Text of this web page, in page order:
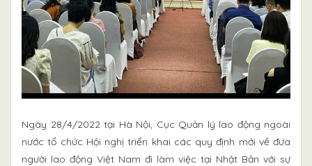
Ngày 28/4/2022 tại Hà Nội, Cục Quản lý lao động ngoài
nước tổ chức Hội nghị triển khai các quy định mới về đưa
người lao động Việt Nam đi làm việc tại Nhật Bản với sự